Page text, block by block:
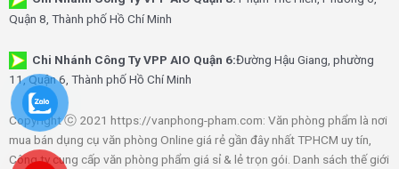
Quận 8, Thành phố Hồ Chí Minh
Chi Nhánh Công Ty VPP AIO Quận 6:Đường Hậu Giang, phường
11, Quận 6, Thành phố Hồ Chí Minh
Copyright ⓒ 2021 https://vanphong-pham.com: Văn phòng phẩm là nơi
mua bán dụng cụ văn phòng Online giá rẻ gần đây nhất TPHCM uy tín,
Công ty cung cấp văn phòng phẩm giá sỉ & lẻ trọn gói. Danh sách thế giới